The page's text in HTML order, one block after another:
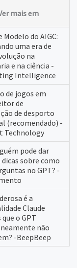
mais em
Modelo do AIGC:
uma era de
na
e na ciência -
Intelligence
de jogos em
de
de desporto
(recomendado) -
Technology
pode dar
sobre como
no GPT? -
é a
Claude
o GPT
não
-BeepBeep